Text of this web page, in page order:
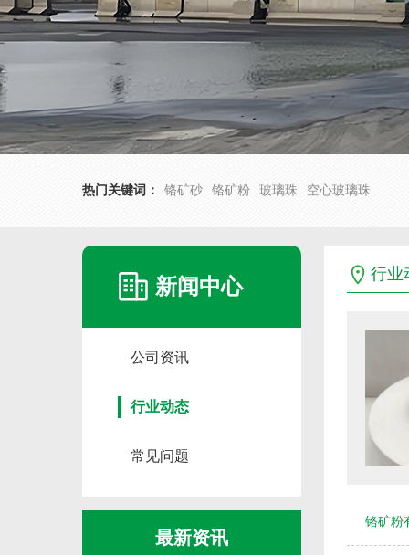
热门关键词： 铬矿砂 铬矿粉 玻璃珠 空心玻璃珠
新闻中心
公司资讯
行业动态
常见问题
最新资讯
行业
铬矿粉